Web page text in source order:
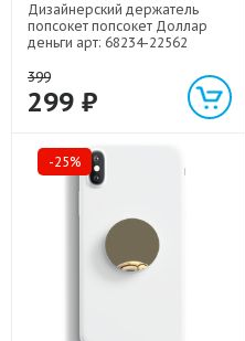
Дизайнерский держатель
попсокет попсокет Доллар
деньги арт: 68234-22562
399
299 ₽
-25%